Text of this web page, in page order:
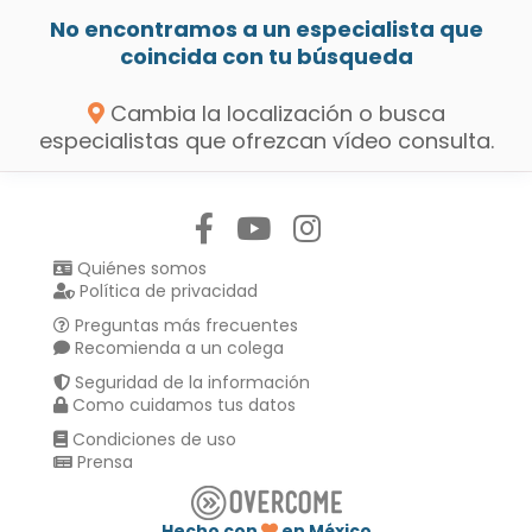
No encontramos a un especialista que
coincida con tu búsqueda
Cambia la localización o busca
especialistas que ofrezcan vídeo consulta.
Quiénes somos
Política de privacidad
Preguntas más frecuentes
Recomienda a un colega
Seguridad de la información
Como cuidamos tus datos
Condiciones de uso
Prensa